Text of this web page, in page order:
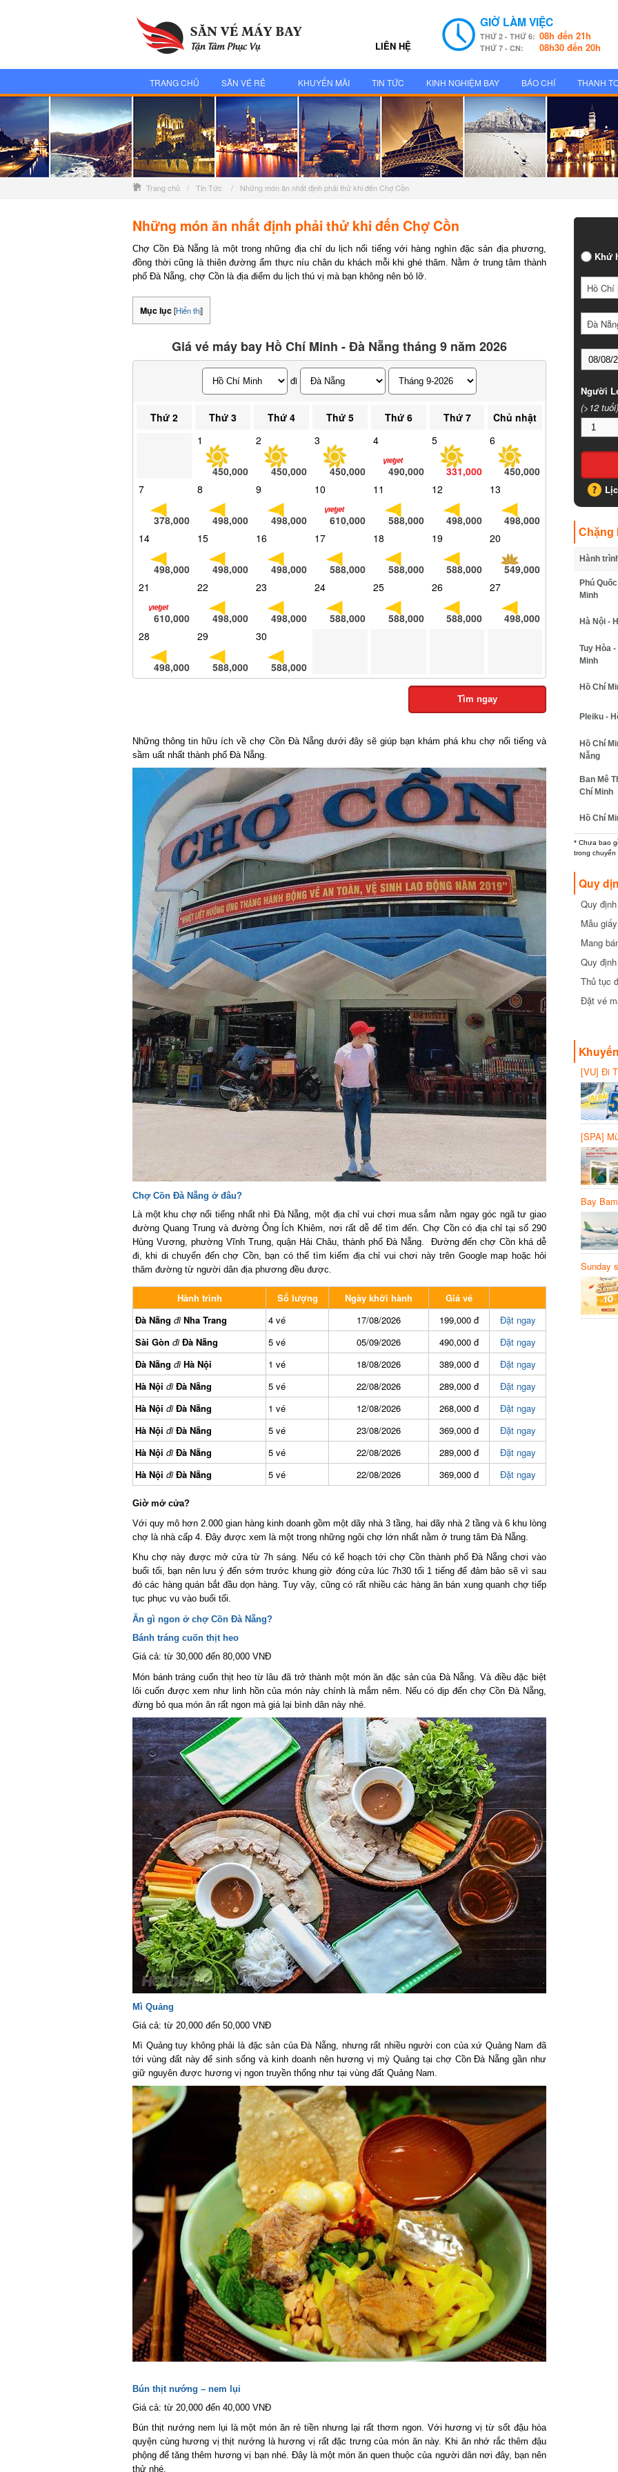
LIÊN HỆ
GIỜ LÀM VIỆC
THỨ 2 - THỨ 6:08h đến 21h
THỨ 7 - CN: 08h30 đến 20h
TRANG CHỦ SĂN VÉ RẺ KHUYẾN MÃI TIN TỨC KINH NGHIỆM BAY BÁO CHÍ THANH
Trang chủ / Tin Tức / Những món ăn nhất định phải thử khi đến Chợ Cồn
Những món ăn nhất định phải thử khi đến Chợ Cồn
Chợ Cồn Đà Nẵng là một trong những địa chỉ du lịch nổi tiếng với hàng nghìn đặc sản địa phương,
đồng thời cũng là thiên đường ẩm thực níu chân du khách mỗi khi ghé thăm. Nằm ở trung tâm thành
phố Đà Nẵng, chợ Cồn là địa điểm du lịch thú vị mà bạn không nên bỏ lỡ.
Mục lục [Hiển thị]
Giá vé máy bay Hồ Chí Minh - Đà Nẵng tháng 9 năm 2026
đi
Thứ 2 Thứ 3 Thứ 4 Thứ 5 Thứ 6 Thứ 7
Chủ nhật
450,000
2
450,000
3
450,000
4
490,000
5
331,000
6
450,000
7
378,000
8
498,000
9
498,000
10
610,000
11
588,000
12
498,000
13
498,000
14
498,000
15
498,000
16
498,000
17
588,000
18
588,000
19
588,000
20
549,000
21
610,000
22
498,000
23
498,000
24
588,000
25
588,000
26
588,000
27
498,000
28
498,000
29
588,000
30
588,000
Tìm ngay
Những thông tin hữu ích về chợ Cồn Đà Nẵng dưới đây sẽ giúp bạn khám phá khu chợ nổi tiếng và
sầm uất nhất thành phố Đà Nẵng.
Chợ Cồn Đà Nẵng ở đâu?
Là một khu chợ nổi tiếng nhất nhì Đà Nẵng, một địa chỉ vui chơi mua sắm nằm ngay góc ngã tư giao
đường Quang Trung và đường Ông Ích Khiêm, nơi rất dễ để tìm đến. Chợ Cồn có địa chỉ tại số 290
Hùng Vương, phường Vĩnh Trung, quận Hải Châu, thành phố Đà Nẵng. Đường đến chợ Cồn khá dễ
đi, khi di chuyển đến chợ Cồn, bạn có thể tìm kiếm địa chỉ vui chơi này trên Google map hoặc hỏi
thăm đường từ người dân địa phương đều được.
Hành trình Số lượng Ngày khởi hành
Giá vé
Đà Nẵng đi Nha Trang 4 vé 17/08/2026 199,000 đ
Đặt ngay
Sài Gòn đi Đà Nẵng 5 vé 05/09/2026 490,000 đ
Đặt ngay
Đà Nẵng đi Hà Nội 1 vé 18/08/2026 389,000 đ
Đặt ngay
Hà Nội đi Đà Nẵng 5 vé 22/08/2026 289,000 đ
Đặt ngay
Hà Nội đi Đà Nẵng 1 vé 12/08/2026 268,000 đ
Đặt ngay
Hà Nội đi Đà Nẵng 5 vé 23/08/2026 369,000 đ
Đặt ngay
Hà Nội đi Đà Nẵng 5 vé 22/08/2026 289,000 đ
Đặt ngay
Hà Nội đi Đà Nẵng 5 vé 22/08/2026 369,000 đ Đặt ngay
Giờ mở cửa?
Với quy mô hơn 2.000 gian hàng kinh doanh gồm một dãy nhà 3 tầng, hai dãy nhà 2 tầng và 6 khu lòng
chợ là nhà cấp 4. Đây được xem là một trong những ngôi chợ lớn nhất nằm ở trung tâm Đà Nẵng.
Khu chợ này được mở cửa từ 7h sáng. Nếu có kế hoạch tới chợ Cồn thành phố Đà Nẵng chơi vào
buổi tối, bạn nên lưu ý đến sớm trước khung giờ đóng cửa lúc 7h30 tối 1 tiếng để đảm bảo sẽ vì sau
đó các hàng quán bắt đầu dọn hàng. Tuy vậy, cũng có rất nhiều các hàng ăn bán xung quanh chợ tiếp
tục phục vụ vào buổi tối.
Ăn gì ngon ở chợ Cồn Đà Nẵng?
Bánh tráng cuốn thịt heo
Giá cả: từ 30,000 đến 80,000 VNĐ
Món bánh tráng cuốn thịt heo từ lâu đã trở thành một món ăn đặc sản của Đà Nẵng. Và điều đặc biệt
lôi cuốn được xem như linh hồn của món này chính là mắm nêm. Nếu có dịp đến chợ Cồn Đà Nẵng,
đừng bỏ qua món ăn rất ngon mà giá lại bình dân này nhé.
Mì Quảng
Giá cả: từ 20,000 đến 50,000 VNĐ
Mì Quảng tuy không phải là đặc sản của Đà Nẵng, nhưng rất nhiều người con của xứ Quảng Nam đã
tới vùng đất này để sinh sống và kinh doanh nên hương vị mỳ Quảng tại chợ Cồn Đà Nẵng gần như
giữ nguyên được hương vị ngon truyền thống như tại vùng đất Quảng Nam.
Bún thịt nướng – nem lụi
Giá cả: từ 20,000 đến 40,000 VNĐ
Bún thịt nướng nem lụi là một món ăn rẻ tiền nhưng lại rất thơm ngon. Với hương vị từ sốt đậu hòa
quyện cùng hương vị thịt nướng là hương vị rất đặc trưng của món ăn này. Khi ăn nhớ rắc thêm đậu
phộng để tăng thêm hương vị bạn nhé. Đây là một món ăn quen thuộc của người dân nơi đây, bạn nên
thử nhé.
Khứ
Hồ Chí
Đà
Người
(>12 tuổi)
Chặng
Hành trình*
Phú Quốc
Minh
Hà Nội -
Tuy Hòa -
Minh
Hồ Chí
Pleiku -
Hồ Chí
Nẵng
Ban Mê
Chí Minh
Hồ Chí
* Chưa bao
trong chuyến
Quy
Quy
cần biết
Mẫu
Mang
Quy
Thủ tục
Đặt vé
[VU] Đi
giảm
[SPA]
20%
Bay
Sunday